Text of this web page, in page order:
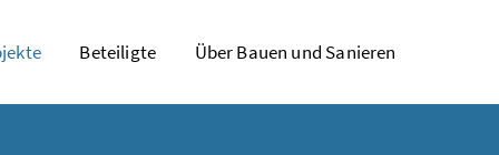
Beteiligte Über Bauen und Sanieren